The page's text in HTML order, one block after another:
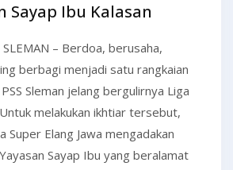
Sayap Ibu Kalasan
SLEMAN – Berdoa, berusaha,
berbagi menjadi satu rangkaian
Sleman jelang bergulirnya Liga
melakukan ikhtiar tersebut,
Super Elang Jawa mengadakan
Sayap Ibu yang beralamat